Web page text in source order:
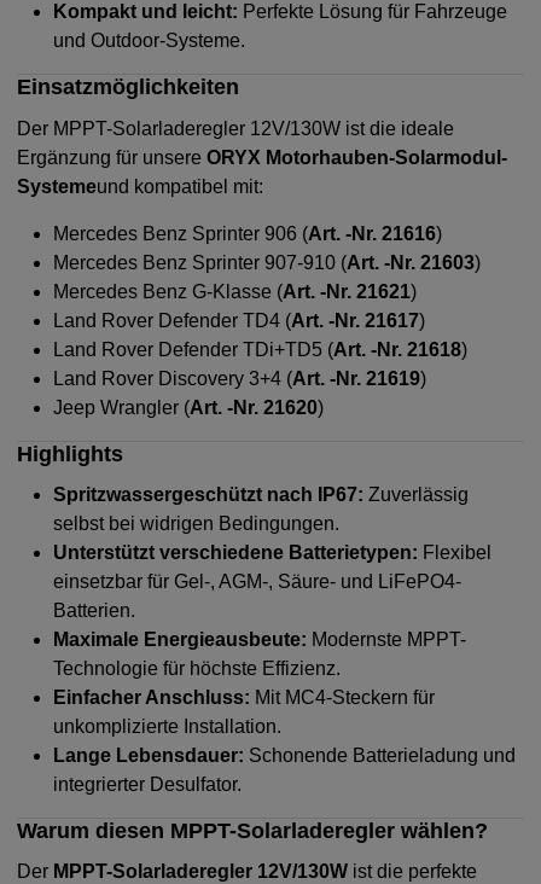
Kompakt und leicht: Perfekte Lösung für Fahrzeuge
und Outdoor-Systeme.
Einsatzmöglichkeiten
Der MPPT-Solarladeregler 12V/130W ist die ideale
Ergänzung für unsereORYX Motorhauben-Solarmodul-
Systemeund kompatibel mit:
Mercedes Benz Sprinter 906 (Art. -Nr. 21616)
Mercedes Benz Sprinter 907-910 (Art. -Nr. 21603)
Mercedes Benz G-Klasse (Art. -Nr. 21621)
Land Rover Defender TD4 (Art. -Nr. 21617)
Land Rover Defender TDi+TD5 (Art. -Nr. 21618)
Land Rover Discovery 3+4 (Art. -Nr. 21619)
Jeep Wrangler (Art. -Nr. 21620)
Highlights
Spritzwassergeschützt nach IP67: Zuverlässig
selbst bei widrigen Bedingungen.
Unterstützt verschiedene Batterietypen: Flexibel
einsetzbar für Gel-, AGM-, Säure- und LiFePO4-
Batterien.
Maximale Energieausbeute: Modernste MPPT-
Technologie für höchste Effizienz.
Einfacher Anschluss: Mit MC4-Steckern für
unkomplizierte Installation.
Lange Lebensdauer: Schonende Batterieladung und
integrierter Desulfator.
Warum diesen MPPT-Solarladeregler wählen?
Der MPPT-Solarladeregler 12V/130W ist die perfekte